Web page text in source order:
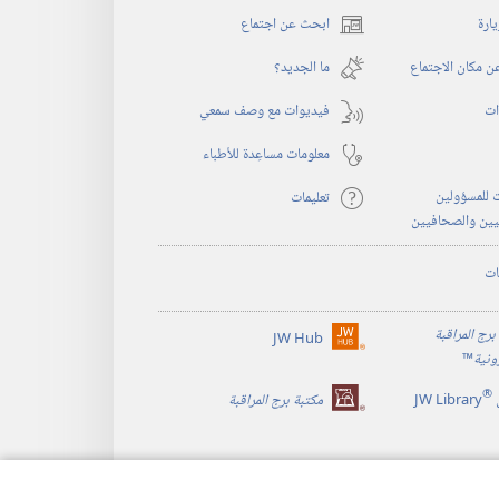
ابحث عن اجتماع (يفتح
نافذة
جديدة)
مكان الاجتماع
ما الجديد؟‏
فيديوات مع وصف سمعي
معلومات مساعِدة للأطباء
للمسؤولين
والصحافيين
تعليمات
المراقبة
™
JW Hub (يفتح
جديدة)
®
JW Library مكتبة برج المراقبة